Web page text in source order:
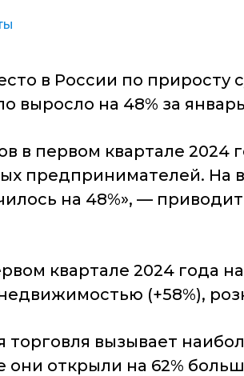
в России по
выросло на 48% за
в первом квартале
предпринимателей. На
на 48%», —
квартале 2024 года
(+58%),
торговля вызывает
они открыли на 62%